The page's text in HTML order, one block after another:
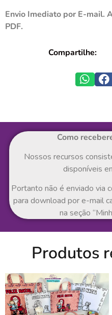
Envio Imediato por E-mail.
PDF.
Compartilhe:
Como
Nossos recursos
disponíveis
Portanto não é enviado via
para download por e-mail
na seção
Produtos